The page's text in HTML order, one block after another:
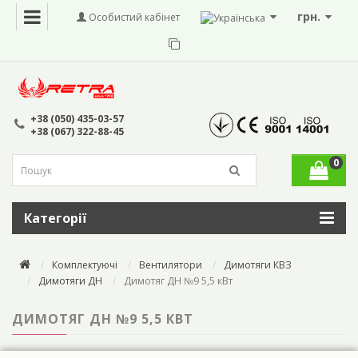
грн.
Особистий кабінет
+38 (050) 435-03-57
+38 (067) 322-88-45
0
Категорії
Комплектуючі Вентилятори
Димотяги КВЗ
Димотяги ДН
Димотяг ДН №9 5,5 кВт
ДИМОТЯГ ДН №9 5,5 КВТ